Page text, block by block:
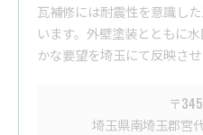
瓦補修には耐震性を意識し
います。外壁塗装とともに
かな要望を埼玉にて反映させ
〒
埼玉県南埼玉郡宮